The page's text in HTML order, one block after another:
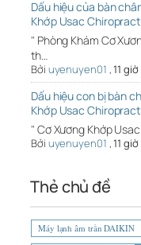
Dấu hiệu của bàn
Khớp Usac
" Phòng Khám Cơ
th…
Bởi uyenuyen01 ,11
Dấu hiệu con bị bàn
Khớp Usac
" Cơ Xương Khớp
Bởi uyenuyen01 ,11
Thẻ chủ đề
Máy lạnh âm trần DAIKIN